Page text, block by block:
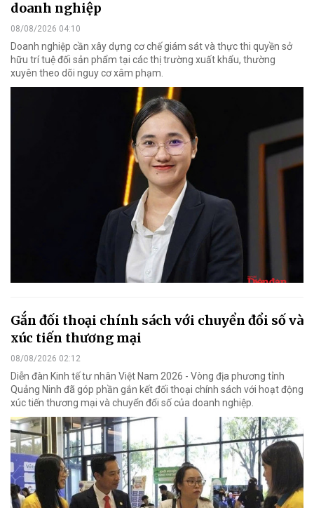
doanh nghiệp
08/08/2026 04:10
Doanh nghiệp cần xây dựng cơ chế giám sát và thực thi quyền sở
hữu trí tuệ đối sản phẩm tại các thị trường xuất khẩu, thường
xuyên theo dõi nguy cơ xâm phạm.
Gắn đối thoại chính sách với chuyển đổi số và
xúc tiến thương mại
08/08/2026 02:12
Diễn đàn Kinh tế tư nhân Việt Nam 2026 - Vòng địa phương tỉnh
Quảng Ninh đã góp phần gắn kết đối thoại chính sách với hoạt động
xúc tiến thương mại và chuyển đổi số của doanh nghiệp.